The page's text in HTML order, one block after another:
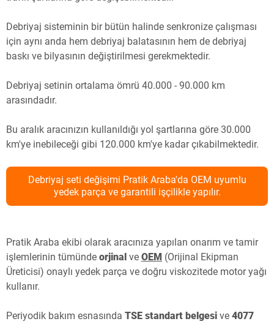
Debriyaj sisteminin bir bütün halinde senkronize çalışması
için aynı anda hem debriyaj balatasının hem de debriyaj
baskı ve bilyasının değiştirilmesi gerekmektedir.
Debriyaj setinin ortalama ömrü 40.000 - 90.000 km
arasındadır.
Bu aralık aracınızın kullanıldığı yol şartlarına göre 30.000
km'ye inebileceği gibi 120.000 km'ye kadar çıkabilmektedir.
Debriyaj seti değişimi Pratik Araba'da OEM uyumlu
yedek parça ve garantili işçilikle yapılır.
Pratik Araba ekibi olarak aracınıza yapılan onarım ve tamir
işlemlerinin tümünde orjinal ve OEM (Orijinal Ekipman
Üreticisi) onaylı yedek parça ve doğru viskozitede motor yağı
kullanır.
Periyodik bakım esnasında TSE standart belgesi ve 4077